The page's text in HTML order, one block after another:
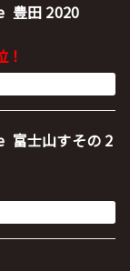
豊田 2020
！
富士山すその 2